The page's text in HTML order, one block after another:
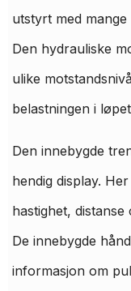
utstyrt med
Den hydrauliske
ulike
belastningen i
Den innebygde
hendig display.
hastighet,
De innebygde
informasjon om